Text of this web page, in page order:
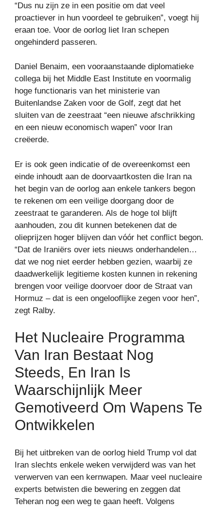
“Dus nu zijn ze in een positie om dat veel
proactiever in hun voordeel te gebruiken”, voegt hij
eraan toe. Voor de oorlog liet Iran schepen
ongehinderd passeren.
Daniel Benaim, een vooraanstaande diplomatieke
collega bij het Middle East Institute en voormalig
hoge functionaris van het ministerie van
Buitenlandse Zaken voor de Golf, zegt dat het
sluiten van de zeestraat “een nieuwe afschrikking
en een nieuw economisch wapen” voor Iran
creëerde.
Er is ook geen indicatie of de overeenkomst een
einde inhoudt aan de doorvaartkosten die Iran na
het begin van de oorlog aan enkele tankers begon
te rekenen om een ​​veilige doorgang door de
zeestraat te garanderen. Als de hoge tol blijft
aanhouden, zou dit kunnen betekenen dat de
olieprijzen hoger blijven dan vóór het conflict begon.
“Dat de Iraniërs over iets nieuws onderhandelen…
dat we nog niet eerder hebben gezien, waarbij ze
daadwerkelijk legitieme kosten kunnen in rekening
brengen voor veilige doorvoer door de Straat van
Hormuz – dat is een ongelooflijke zegen voor hen”,
zegt Ralby.
Het Nucleaire Programma
Van Iran Bestaat Nog
Steeds, En Iran Is
Waarschijnlijk Meer
Gemotiveerd Om Wapens Te
Ontwikkelen
Bij het uitbreken van de oorlog hield Trump vol dat
Iran slechts enkele weken verwijderd was van het
verwerven van een kernwapen. Maar veel nucleaire
experts betwisten die bewering en zeggen dat
Teheran nog een weg te gaan heeft. Volgens